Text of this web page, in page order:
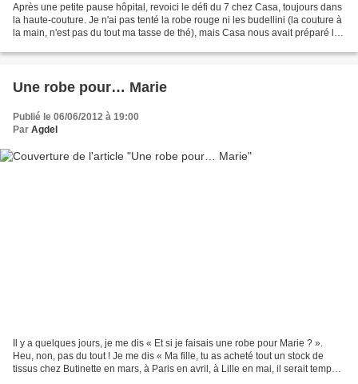
Après une petite pause hôpital, revoici le défi du 7 chez Casa, toujours dans
la haute-couture. Je n'ai pas tenté la robe rouge ni les budellini (la couture à
la main, n'est pas du tout ma tasse de thé), mais Casa nous avait préparé le
Une robe pour… Marie
Publié le 06/06/2012 à 19:00
Par Agdel
Il y a quelques jours, je me dis « Et si je faisais une robe pour Marie ? ».
Heu, non, pas du tout ! Je me dis « Ma fille, tu as acheté tout un stock de
tissus chez Butinette en mars, à Paris en avril, à Lille en mai, il serait temps